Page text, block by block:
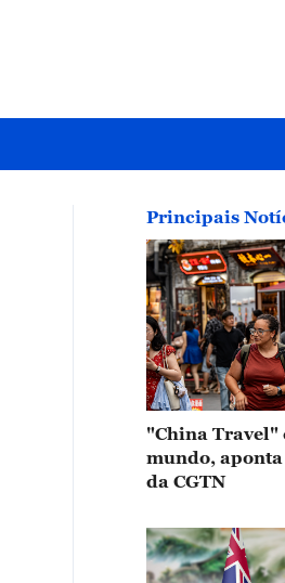
Principais
"China Travel"
mundo,
da CGTN